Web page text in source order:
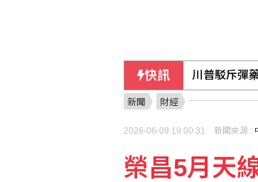
快訊 川普駁斥彈
強震侵襲後
新聞 財經
2026-06-09 19:00:31 新聞來源 :
榮昌5月天